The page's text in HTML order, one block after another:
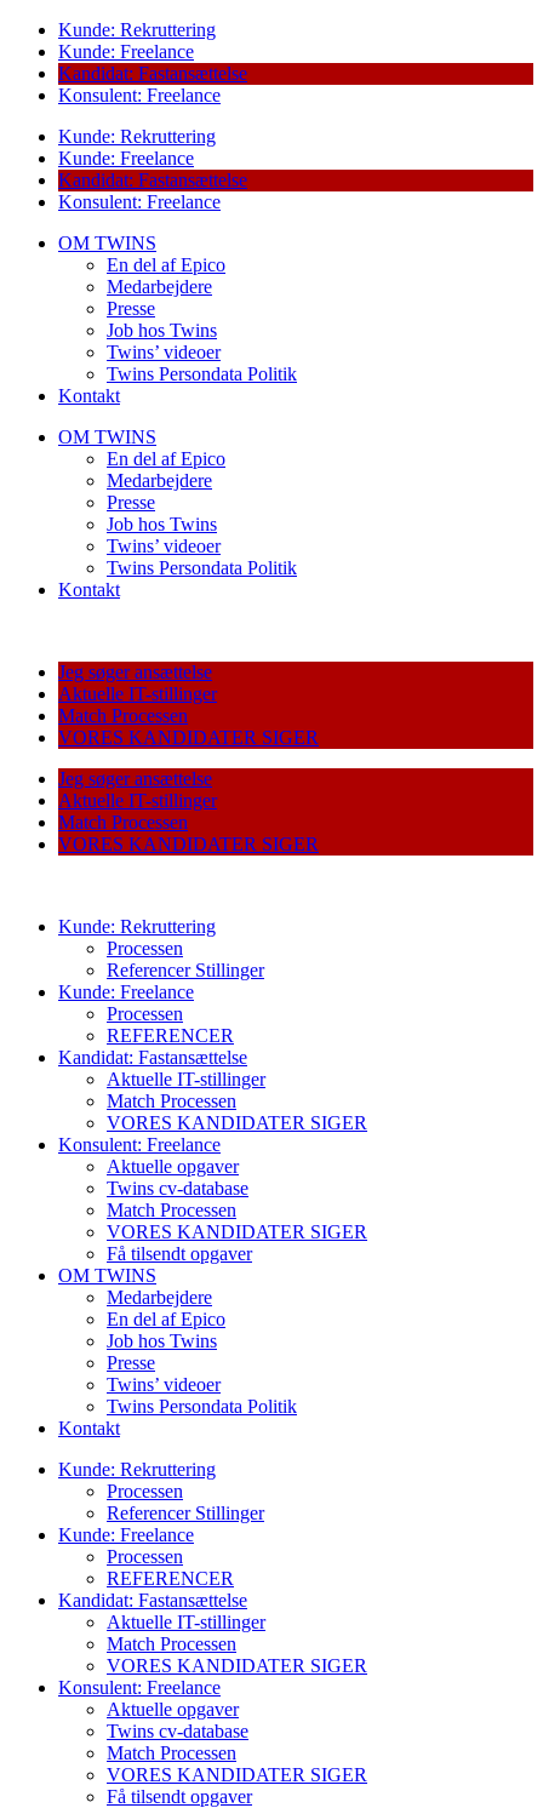
Kunde: Rekruttering
Kunde: Freelance
Kandidat: Fastansættelse
Konsulent: Freelance
Kunde: Rekruttering
Kunde: Freelance
Kandidat: Fastansættelse
Konsulent: Freelance
OM TWINS
En del af Epico
Medarbejdere
Presse
Job hos Twins
Twins’ videoer
Twins Persondata Politik
Kontakt
OM TWINS
En del af Epico
Medarbejdere
Presse
Job hos Twins
Twins’ videoer
Twins Persondata Politik
Kontakt
Jeg søger ansættelse
Aktuelle IT-stillinger
Match Processen
VORES KANDIDATER SIGER
Jeg søger ansættelse
Aktuelle IT-stillinger
Match Processen
VORES KANDIDATER SIGER
Kunde: Rekruttering
Processen
Referencer Stillinger
Kunde: Freelance
Processen
REFERENCER
Kandidat: Fastansættelse
Aktuelle IT-stillinger
Match Processen
VORES KANDIDATER SIGER
Konsulent: Freelance
Aktuelle opgaver
Twins cv-database
Match Processen
VORES KANDIDATER SIGER
Få tilsendt opgaver
OM TWINS
Medarbejdere
En del af Epico
Job hos Twins
Presse
Twins’ videoer
Twins Persondata Politik
Kontakt
Kunde: Rekruttering
Processen
Referencer Stillinger
Kunde: Freelance
Processen
REFERENCER
Kandidat: Fastansættelse
Aktuelle IT-stillinger
Match Processen
VORES KANDIDATER SIGER
Konsulent: Freelance
Aktuelle opgaver
Twins cv-database
Match Processen
VORES KANDIDATER SIGER
Få tilsendt opgaver